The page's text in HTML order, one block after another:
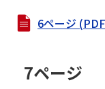
6ページ
7ページ